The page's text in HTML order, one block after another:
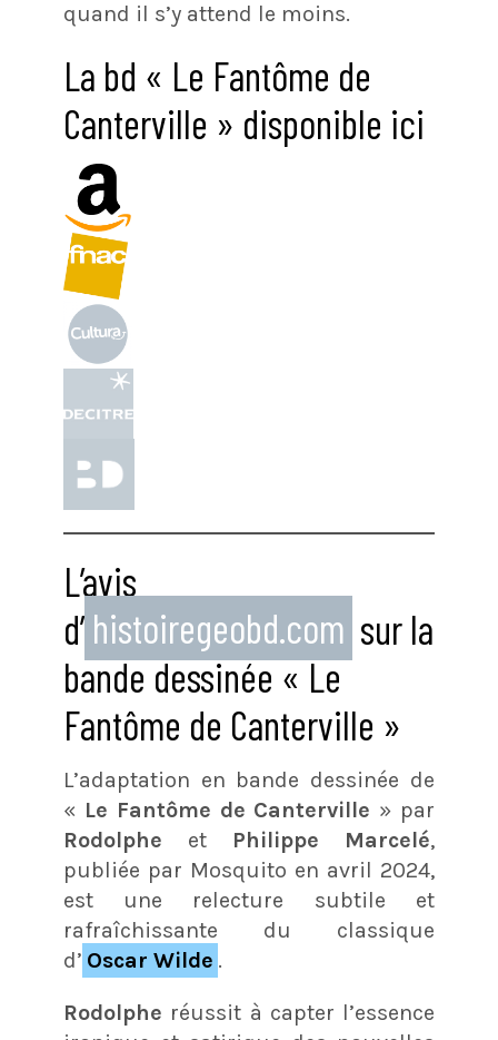
quand il s’y attend le moins.
La bd « Le Fantôme de
Canterville » disponible ici
L’avis
d’ histoiregeobd.com sur la
bande dessinée « Le
Fantôme de Canterville »
L’adaptation en bande dessinée de
« Le Fantôme de Canterville » par
Rodolphe et Philippe Marcelé,
publiée par Mosquito en avril 2024,
est une relecture subtile et
rafraîchissante du classique
d’ Oscar Wilde .
Rodolphe réussit à capter l’essence